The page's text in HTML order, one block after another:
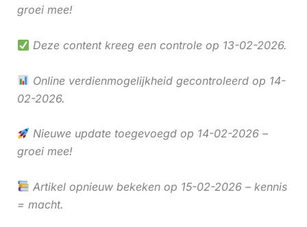
groei mee!
Deze content kreeg een controle op 13-02-2026.
Online verdienmogelijkheid gecontroleerd op 14-
02-2026.
Nieuwe update toegevoegd op 14-02-2026 –
groei mee!
Artikel opnieuw bekeken op 15-02-2026 – kennis
= macht.